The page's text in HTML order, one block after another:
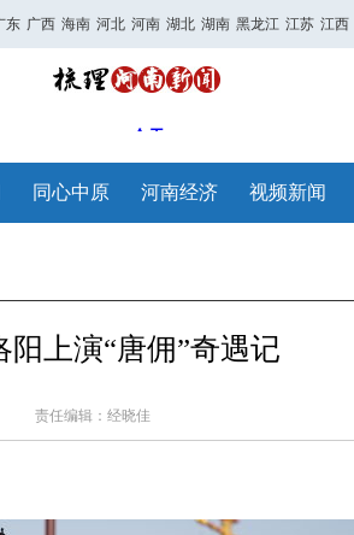
东 广西 海南 河北 河南 湖北 湖南 黑龙江 江苏 江西
同心中原 河南经济 视频新闻
阳上演“唐佣”奇遇记
责任编辑：经晓佳